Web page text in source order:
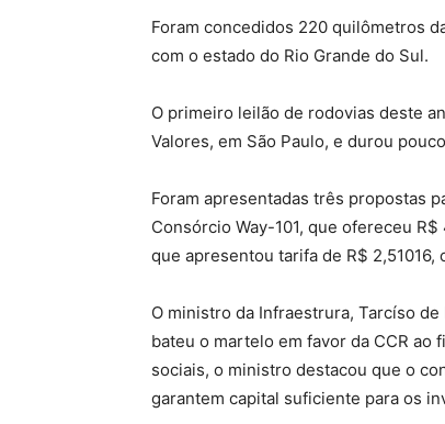
Foram concedidos 220 quilômetros
com o estado do Rio Grande do Sul.
O primeiro leilão de rodovias deste
Valores, em São Paulo, e durou
Foram apresentadas três propostas
Consórcio Way-101, que ofereceu
que apresentou tarifa de R$ 2,51016,
O ministro da Infraestrura, Tarcíso
bateu o martelo em favor da CCR ao
sociais, o ministro destacou que o
garantem capital suficiente para os